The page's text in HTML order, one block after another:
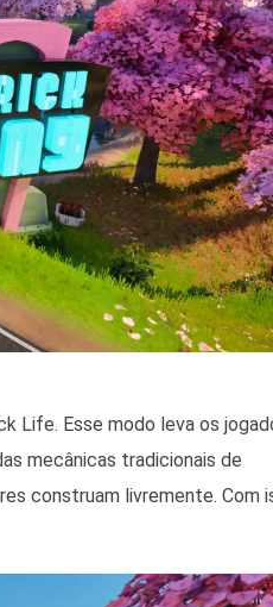
Life. Esse modo leva os
mecânicas tradicionais de
construam livremente. Com